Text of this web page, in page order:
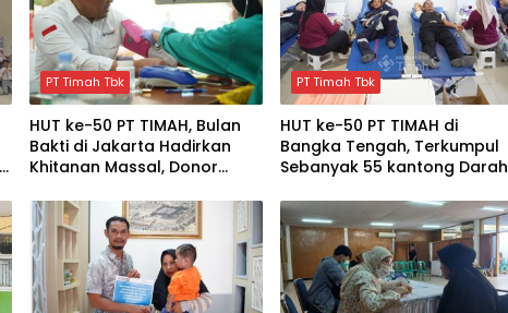
PT Timah Tbk
HUT ke-50 PT TIMAH, Bulan
Bakti di Jakarta Hadirkan
Khitanan Massal, Donor
Kesehatan Gratis
PT Timah Tbk
HUT ke-50 PT TIMAH di
Bangka Tengah, Terkumpul
Sebanyak 55 kantong Darah